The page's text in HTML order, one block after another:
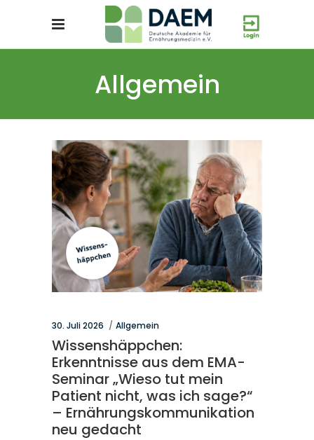
Allgemein
30. Juli 2026 Allgemein
Wissenshäppchen:
Erkenntnisse aus dem EMA-
Seminar „Wieso tut mein
Patient nicht, was ich sage?“
– Ernährungskommunikation
neu gedacht